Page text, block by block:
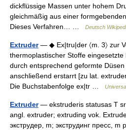
dickflüssige Massen unter hohem
gleichmäßig aus einer
Dieses Verfahren… …
Deutsch
Extruder— ◆ Ex|tru|der 〈m. 3〉 zur
thermoplastischer Stoffe
durch entsprechend geformte Düsen
anschließend erstarrt [zu lat.
Die Buchstabenfolge ex|tr …
Extruder— ekstruderis statusas T
angl. extruder; extruding vok.
экструдер, m; экструдинг пресс,